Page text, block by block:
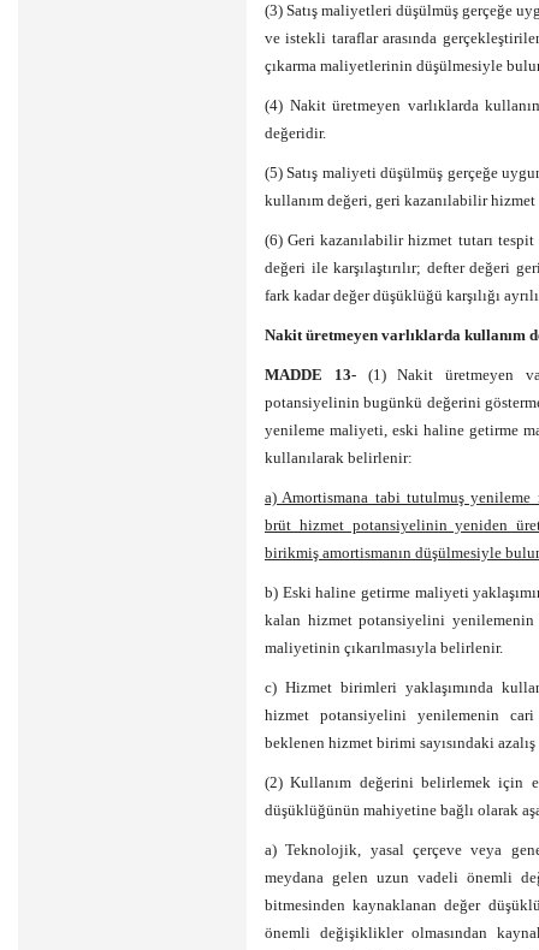
(3) Satış maliyetleri düşülmüş gerçeğe
ve istekli taraflar arasında
çıkarma maliyetlerinin düşülmesiyle
(4) Nakit üretmeyen varlıklarda
değeridir.
(5) Satış maliyeti düşülmüş gerçeğe
kullanım değeri, geri kazanılabilir hizmet
(6) Geri kazanılabilir hizmet tutarı
değeri ile karşılaştırılır; defter değeri
fark kadar değer düşüklüğü karşılığı
Nakit üretmeyen varlıklarda kullanım
MADDE 13- (1) Nakit üretmeyen
potansiyelinin bugünkü değerini
yenileme maliyeti, eski haline getirme
kullanılarak belirlenir:
a) Amortismana tabi tutulmuş yenileme
brüt hizmet potansiyelinin yeniden
birikmiş amortismanın düşülmesiyle
b) Eski haline getirme maliyeti
kalan hizmet potansiyelini
maliyetinin çıkarılmasıyla belirlenir.
c) Hizmet birimleri yaklaşımında
hizmet potansiyelini yenilemenin
beklenen hizmet birimi sayısındaki
(2) Kullanım değerini belirlemek için
düşüklüğünün mahiyetine bağlı olarak
a) Teknolojik, yasal çerçeve veya
meydana gelen uzun vadeli önemli
bitmesinden kaynaklanan değer
önemli değişiklikler olmasından